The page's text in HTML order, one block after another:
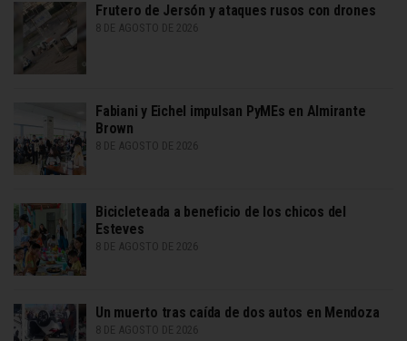
Frutero de Jersón y ataques rusos con drones
8 DE AGOSTO DE 2026
Fabiani y Eichel impulsan PyMEs en Almirante
Brown
8 DE AGOSTO DE 2026
Bicicleteada a beneficio de los chicos del
Esteves
8 DE AGOSTO DE 2026
Un muerto tras caída de dos autos en Mendoza
8 DE AGOSTO DE 2026